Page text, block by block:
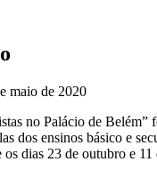
maio de 2020
no Palácio de Belém”
dos ensinos básico e
os dias 23 de outubro e 11